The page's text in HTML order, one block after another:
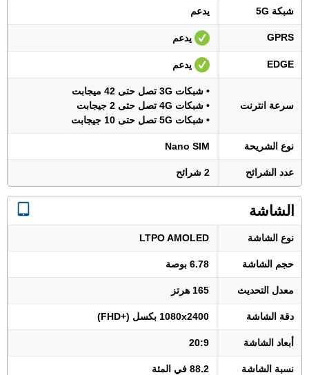
شبكة 5G يدعم
GPRS يدعم
EDGE يدعم
سرعة انترنت
• شبكات 3G تصل حتى 42 ميجابت
• شبكات 4G تصل حتى 2 جيجابت
• شبكات 5G تصل حتى 10 جيجابت
نوع الشريحة Nano SIM
عدد الشرائح 2 شرائح
الشاشة
نوع الشاشة LTPO AMOLED
حجم الشاشة 6.78 بوصة
معدل التحديث 165 هرتز
دقة الشاشة 1080x2400 بكسل (+FHD)
أبعاد الشاشة 20:9
نسبة الشاشة 88.2 في المئة